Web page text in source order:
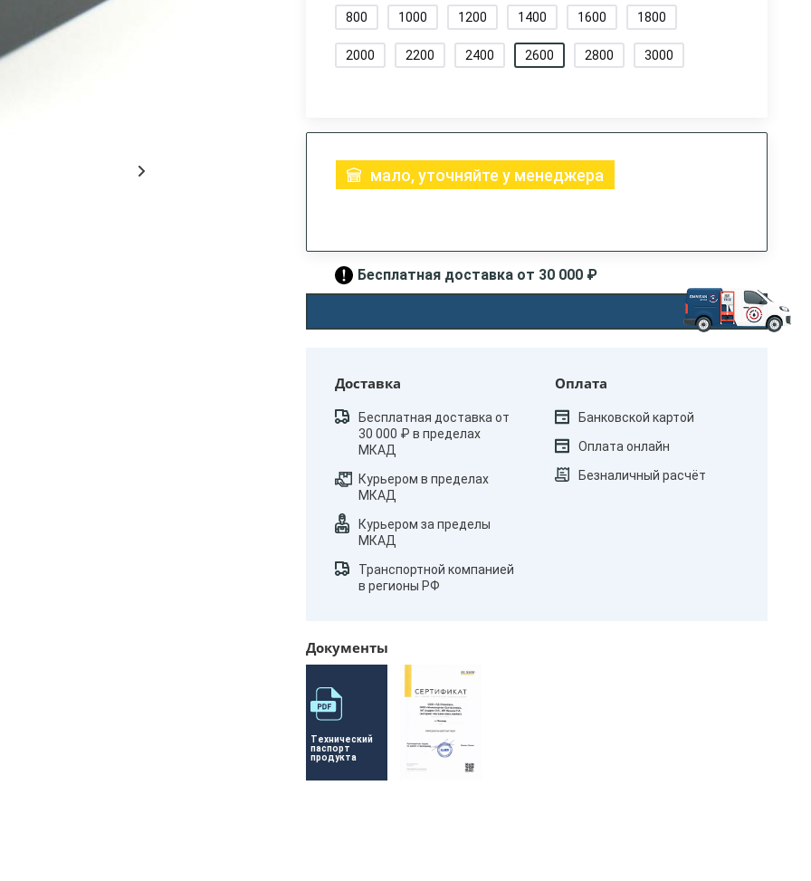
800 1000 1200 1400 1600 1800
2000 2200 2400 2600 2800 3000
мало, уточняйте у менеджера
Бесплатная доставка от 30 000 ₽
Доставка
Бесплатная доставка от
30 000 ₽ в пределах
МКАД
Курьером в пределах
МКАД
Курьером за пределы
МКАД
Транспортной компанией
в регионы РФ
Оплата
Банковской картой
Оплата онлайн
Безналичный расчёт
Документы
Технический
паспорт
продукта